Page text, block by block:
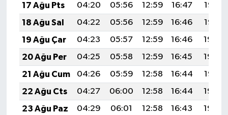
17 Ağu Pts
04:20 05:56 12:59 16:47
19:53
18 Ağu Sal
04:22 05:56 12:59 16:46
19:52
19 Ağu Çar
04:23 05:57 12:59 16:46
19:50
20 Ağu Per
04:25 05:58 12:59 16:45
19:49
21 Ağu Cum
04:26 05:59 12:58 16:44
19:47
22 Ağu Cts
04:27 06:00 12:58 16:44
19:46
23 Ağu Paz
04:29 06:01 12:58 16:43
19:44